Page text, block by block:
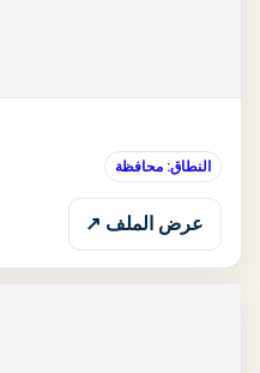
النطاق: محافظة
عرض الملف ↗